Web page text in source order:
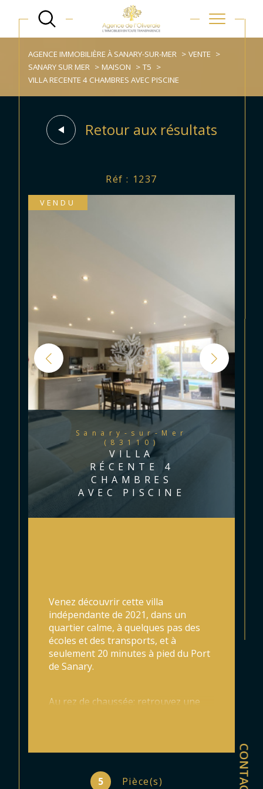
CONTACT
AGENCE IMMOBILIÈRE À SANARY-SUR-MER
VENTE
SANARY SUR MER
MAISON
T5
VILLA RECENTE 4 CHAMBRES AVEC PISCINE
Retour aux résultats
Réf : 1237
VENDU
Sanary-sur-Mer
(83110)
VILLA
RÉCENTE 4
CHAMBRES
AVEC PISCINE
5
Pièce(s)
Venez découvrir cette villa
indépendante de 2021, dans un
quartier calme, à quelques pas des
écoles et des transports, et à
seulement 20 minutes à pied du Port
de Sanary.
Au rez de chaussée; retrouvez une
parentale de plain-pied avec
garantira un confort maximal.